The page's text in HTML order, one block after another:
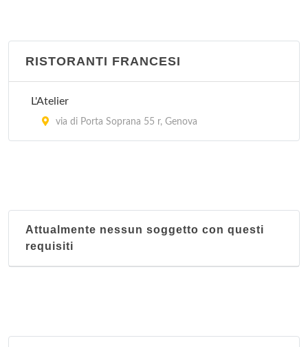
RISTORANTI FRANCESI
L'Atelier
via di Porta Soprana 55 r, Genova
Attualmente nessun soggetto con questi
requisiti